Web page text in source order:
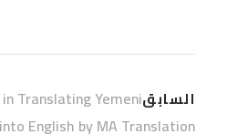
السابقTranslating Yemeni
English by MA Translation